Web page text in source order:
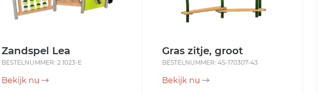
Zandspel Lea
BESTELNUMMER: 2.1023-E
Bekijk nu
Gras zitje, groot
BESTELNUMMER: 4S-170307-43
Bekijk nu